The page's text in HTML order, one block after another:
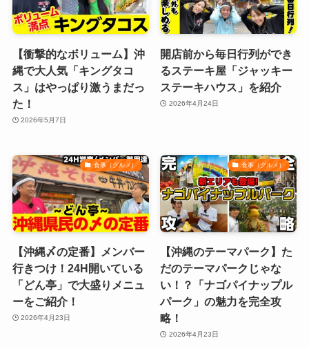
【衝撃的なボリューム】沖
縄で大人気「キングタコ
ス」はやっぱり激うまだっ
た！
2026年5月7日
開店前から毎日行列ができ
るステーキ屋「ジャッキー
ステーキハウス」を紹介
2026年4月24日
食事（グルメ）
【沖縄〆の定番】メンバー
行きつけ！24H開いている
「どん亭」で大盛りメニュ
ーをご紹介！
2026年4月23日
食事（グルメ）
【沖縄のテーマパーク】た
だのテーマパークじゃな
い！？「ナゴパイナップル
パーク」の魅力を完全攻
略！
2026年4月23日